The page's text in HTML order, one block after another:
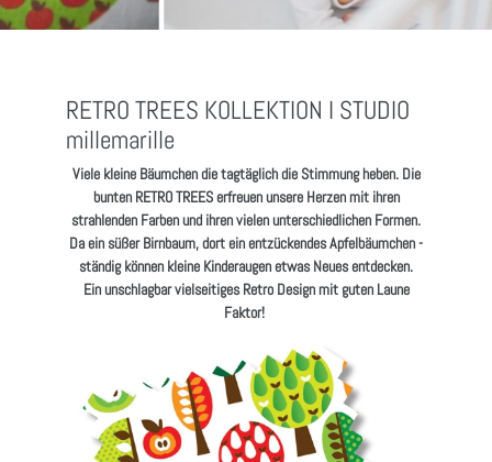
RETRO TREES KOLLEKTION I STUDIO
millemarille
Viele kleine Bäumchen die tagtäglich die Stimmung heben. Die
bunten RETRO TREES erfreuen unsere Herzen mit ihren
strahlenden Farben und ihren vielen unterschiedlichen Formen.
Da ein süßer Birnbaum, dort ein entzückendes Apfelbäumchen -
ständig können kleine Kinderaugen etwas Neues entdecken.
Ein unschlagbar vielseitiges Retro Design mit guten Laune
Faktor!